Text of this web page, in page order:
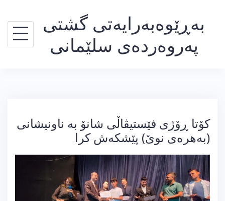
بەڕێوەبەرایەتی گشتی
پەروەردەی سلێمانی
کۆتا ڕۆژی فێستیڤاڵی شانۆ بە ناونیشانی
(بەهرەی نوێ) پێشکەش کرا